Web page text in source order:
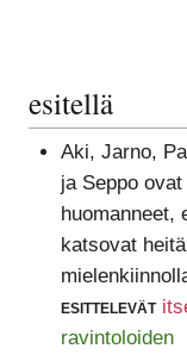
esitellä
Aki, Jarno,
ja Seppo ovat
huomanneet,
katsovat heitä
esittelevät
ravintoloiden